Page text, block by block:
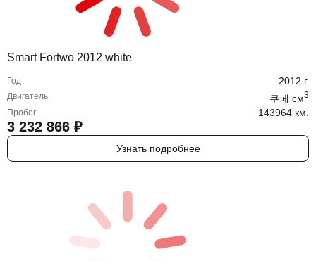
Smart Fortwo 2012 white
Год 2012 г.
Двигатель 쿠페 cм3
Пробег 143964 км.
3 232 866 ₽
Узнать подробнее